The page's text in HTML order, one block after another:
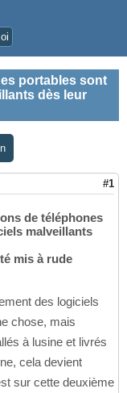
portables sont
dès leur
#1
de téléphones
malveillants
mis à rude
des logiciels
chose, mais
à lusine et livrés
cela devient
sur cette deuxième